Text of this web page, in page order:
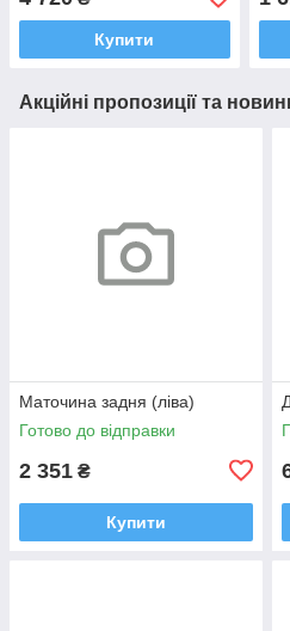
2013-2019
Купити
Акційні пропозиції та
Маточина задня (ліва)
Готово до відправки
2 351 ₴
Купити